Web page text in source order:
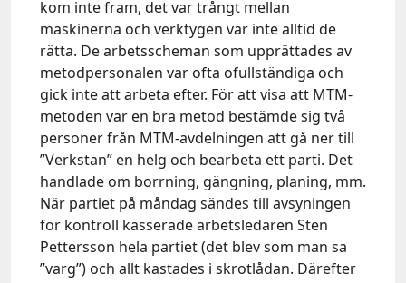
kom inte fram, det var trångt mellan
maskinerna och verktygen var inte alltid de
rätta. De arbetsscheman som upprättades av
metodpersonalen var ofta ofullständiga och
gick inte att arbeta efter. För att visa att MTM-
metoden var en bra metod bestämde sig två
personer från MTM-avdelningen att gå ner till
”Verkstan” en helg och bearbeta ett parti. Det
handlade om borrning, gängning, planing, mm.
När partiet på måndag sändes till avsyningen
för kontroll kasserade arbetsledaren Sten
Pettersson hela partiet (det blev som man sa
”varg”) och allt kastades i skrotlådan. Därefter